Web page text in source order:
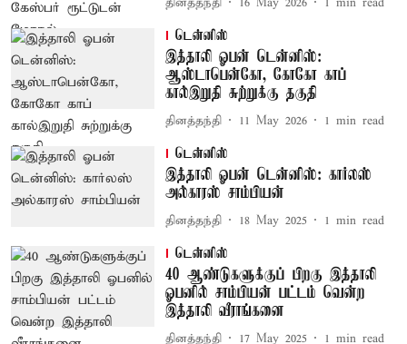
டென்னிஸ்
இத்தாலி ஓபன் டென்னிஸ்:
ஆஸ்டாபென்கோ, கோகோ காப்
கால்இறுதி சுற்றுக்கு தகுதி
தினத்தந்தி 11 May 2026 1 min read
டென்னிஸ்
இத்தாலி ஓபன் டென்னிஸ்: கார்லஸ்
அல்காரஸ் சாம்பியன்
தினத்தந்தி 18 May 2025 1 min read
டென்னிஸ்
40 ஆண்டுகளுக்குப் பிறகு இத்தாலி
ஓபனில் சாம்பியன் பட்டம் வென்ற
இத்தாலி வீராங்கனை
தினத்தந்தி 17 May 2025 1 min read